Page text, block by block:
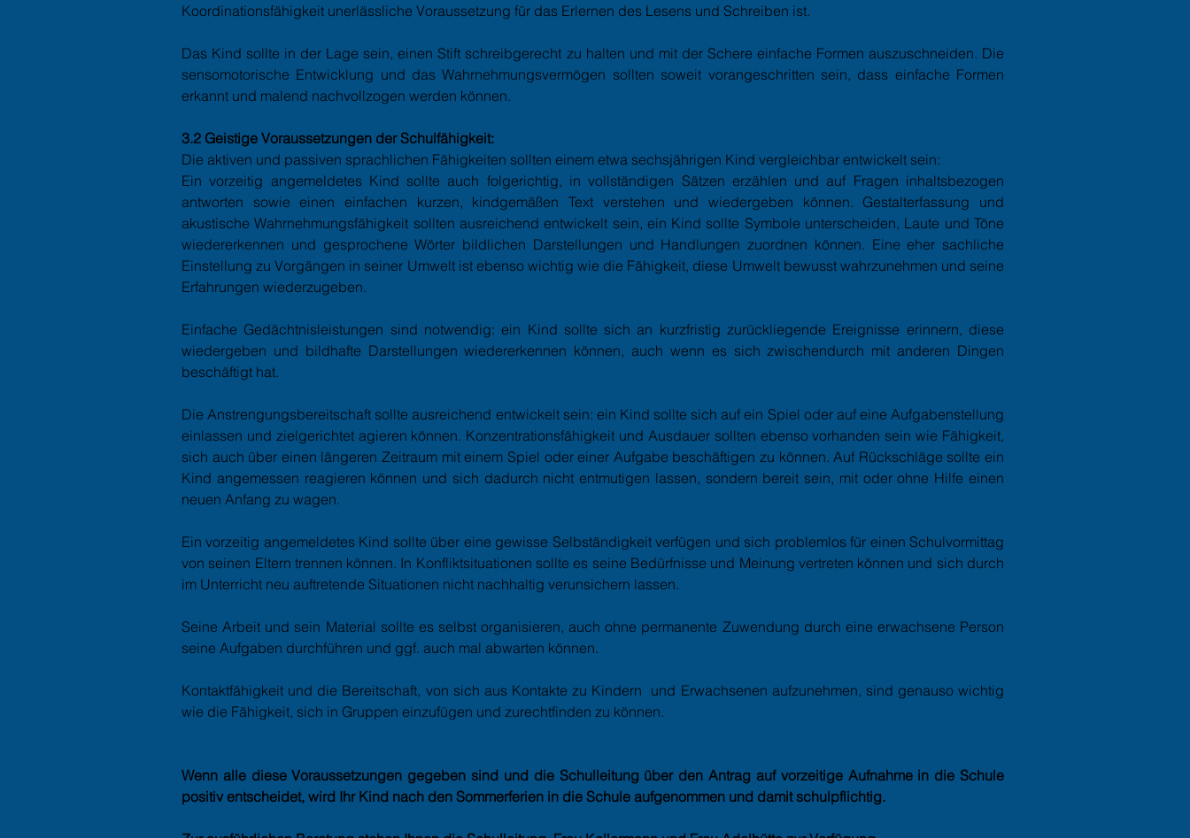
Koordinationsfähigkeit unerlässliche Voraussetzung für das Erlernen des Lesens und Schreiben ist.
Das Kind sollte in der Lage sein, einen Stift schreibgerecht zu halten und mit der Schere einfache Formen auszuschneiden. Die
sensomotorische Entwicklung und das Wahrnehmungsvermögen sollten soweit vorangeschritten sein, dass einfache Formen
erkannt und malend nachvollzogen werden können.
3.2 Geistige Voraussetzungen der Schulfähigkeit:
Die aktiven und passiven sprachlichen Fähigkeiten sollten einem etwa sechsjährigen Kind vergleichbar entwickelt sein:
Ein vorzeitig angemeldetes Kind sollte auch folgerichtig, in vollständigen Sätzen erzählen und auf Fragen inhaltsbezogen
antworten sowie einen einfachen kurzen, kindgemäßen Text verstehen und wiedergeben können. Gestalterfassung und
akustische Wahrnehmungsfähigkeit sollten ausreichend entwickelt sein, ein Kind sollte Symbole unterscheiden, Laute und Töne
wiedererkennen und gesprochene Wörter bildlichen Darstellungen und Handlungen zuordnen können. Eine eher sachliche
Einstellung zu Vorgängen in seiner Umwelt ist ebenso wichtig wie die Fähigkeit, diese Umwelt bewusst wahrzunehmen und seine
Erfahrungen wiederzugeben.
Einfache Gedächtnisleistungen sind notwendig: ein Kind sollte sich an kurzfristig zurückliegende Ereignisse erinnern, diese
wiedergeben und bildhafte Darstellungen wiedererkennen können, auch wenn es sich zwischendurch mit anderen Dingen
beschäftigt hat.
Die Anstrengungsbereitschaft sollte ausreichend entwickelt sein: ein Kind sollte sich auf ein Spiel oder auf eine Aufgabenstellung
einlassen und zielgerichtet agieren können. Konzentrationsfähigkeit und Ausdauer sollten ebenso vorhanden sein wie Fähigkeit,
sich auch über einen längeren Zeitraum mit einem Spiel oder einer Aufgabe beschäftigen zu können. Auf Rückschläge sollte ein
Kind angemessen reagieren können und sich dadurch nicht entmutigen lassen, sondern bereit sein, mit oder ohne Hilfe einen
neuen Anfang zu wagen.
Ein vorzeitig angemeldetes Kind sollte über eine gewisse Selbständigkeit verfügen und sich problemlos für einen Schulvormittag
von seinen Eltern trennen können. In Konfliktsituationen sollte es seine Bedürfnisse und Meinung vertreten können und sich durch
im Unterricht neu auftretende Situationen nicht nachhaltig verunsichern lassen.
Seine Arbeit und sein Material sollte es selbst organisieren, auch ohne permanente Zuwendung durch eine erwachsene Person
seine Aufgaben durchführen und ggf. auch mal abwarten können.
Kontaktfähigkeit und die Bereitschaft, von sich aus Kontakte zu Kindern und Erwachsenen aufzunehmen, sind genauso wichtig
wie die Fähigkeit, sich in Gruppen einzufügen und zurechtfinden zu können.
Wenn alle diese Voraussetzungen gegeben sind und die Schulleitung über den Antrag auf vorzeitige Aufnahme in die Schule
positiv entscheidet, wird Ihr Kind nach den Sommerferien in die Schule aufgenommen und damit schulpflichtig.